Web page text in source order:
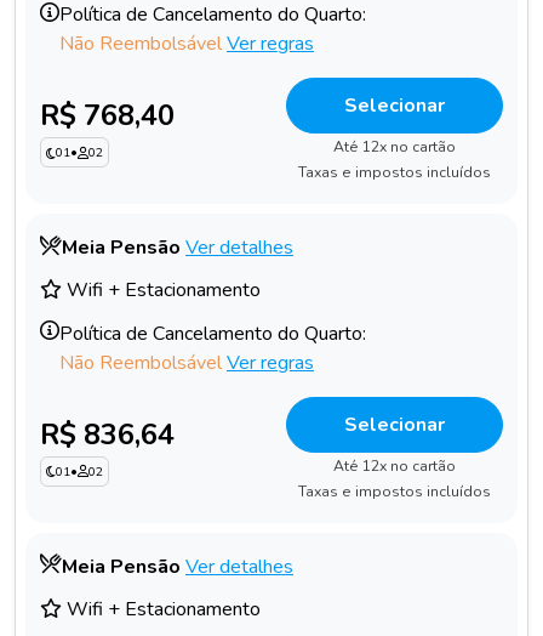
Política de Cancelamento do Quarto:
Não ReembolsávelVer regras
R$ 768,40
01• 02
Selecionar
Até 12x no cartão
Taxas e impostos incluídos
Meia Pensão Ver detalhes
Wifi + Estacionamento
Política de Cancelamento do Quarto:
Não ReembolsávelVer regras
R$ 836,64
01• 02
Selecionar
Até 12x no cartão
Taxas e impostos incluídos
Meia Pensão Ver detalhes
Wifi + Estacionamento